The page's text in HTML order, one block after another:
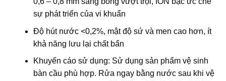
sự phát triển của vi khuẩn
Độ hút nước <0,2%, mật độ sứ và men cao hơn, ít
khả năng lưu lại chất bẩn
Khuyến cáo sử dụng: Sử dụng sản phẩm vệ sinh
bàn cầu phù hợp. Rửa ngay bằng nước sau khi vệ